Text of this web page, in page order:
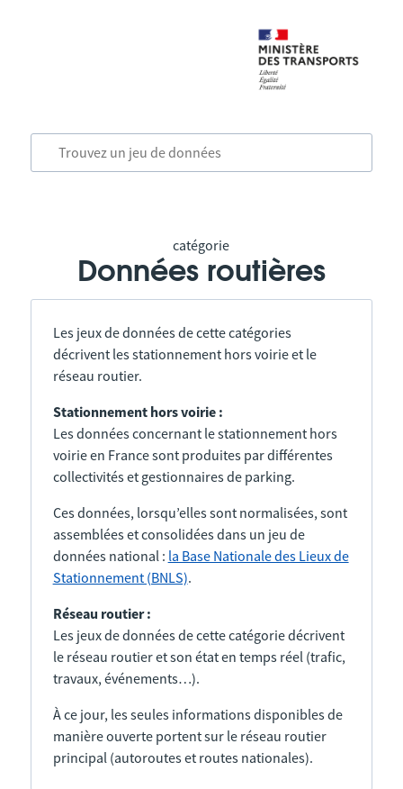
catégorie
Données routières
Les jeux de données de cette catégories
décrivent les stationnement hors voirie et le
réseau routier.
Stationnement hors voirie :
Les données concernant le stationnement hors
voirie en France sont produites par différentes
collectivités et gestionnaires de parking.
Ces données, lorsqu’elles sont normalisées, sont
assemblées et consolidées dans un jeu de
données national : la Base Nationale des Lieux de
Stationnement (BNLS).
Réseau routier :
Les jeux de données de cette catégorie décrivent
le réseau routier et son état en temps réel (trafic,
travaux, événements…).
À ce jour, les seules informations disponibles de
manière ouverte portent sur le réseau routier
principal (autoroutes et routes nationales).